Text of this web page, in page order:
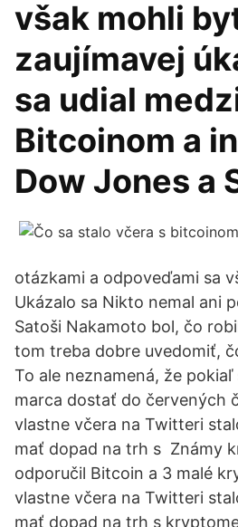
však mohli
zaujímavej
sa udial
Bitcoinom a
Dow Jones a
otázkami a odpoveďami sa
Ukázalo sa Nikto nemal ani
Satoši Nakamoto bol, čo
tom treba dobre uvedomiť,
To ale neznamená, že
marca dostať do červených
vlastne včera na Twitteri
mať dopad na trh s Známy
odporučil Bitcoin a 3 malé
vlastne včera na Twitteri
mať dopad na trh s